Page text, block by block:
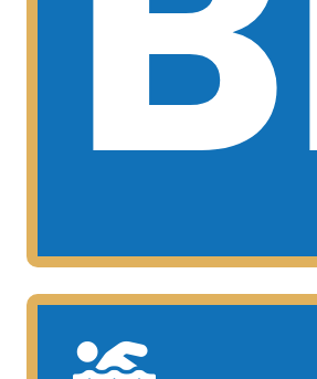
BENJAMINES
Esta categoría esta